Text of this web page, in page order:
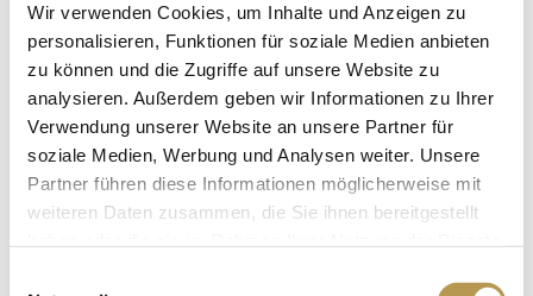
Wir verwenden Cookies, um Inhalte und Anzeigen zu
personalisieren, Funktionen für soziale Medien anbieten
zu können und die Zugriffe auf unsere Website zu
analysieren. Außerdem geben wir Informationen zu Ihrer
Verwendung unserer Website an unsere Partner für
soziale Medien, Werbung und Analysen weiter. Unsere
Partner führen diese Informationen möglicherweise mit
weiteren Daten zusammen, die Sie ihnen bereitgestellt
DIRECTE
« Tous les Évènements
Cet évènement est passé.
Aqua Gym avec Manuel
30. septembre 2025, 16h15- 16h45